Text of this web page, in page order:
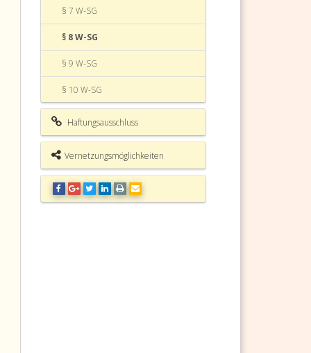
§ 7 W-SG
§ 8 W-SG
§ 9 W-SG
§ 10 W-SG
Wiener Sammlungsgesetz (W-SG)
Fundstelle
Haftungsausschluss
Vernetzungsmöglichkeiten